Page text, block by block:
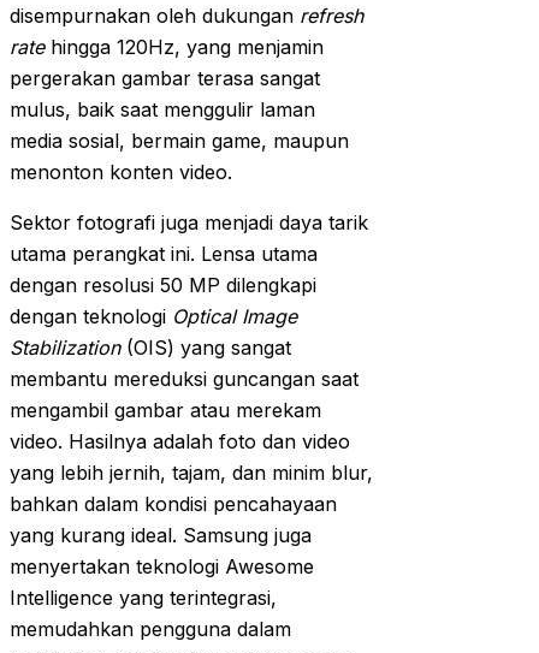
disempurnakan oleh dukungan refresh
ratehingga 120Hz, yang menjamin
pergerakan gambar terasa sangat
mulus, baik saat menggulir laman
media sosial, bermain game, maupun
menonton konten video.
Sektor fotografi juga menjadi daya tarik
utama perangkat ini. Lensa utama
dengan resolusi 50 MP dilengkapi
dengan teknologi Optical Image
Stabilization(OIS) yang sangat
membantu mereduksi guncangan saat
mengambil gambar atau merekam
video. Hasilnya adalah foto dan video
yang lebih jernih, tajam, dan minim blur,
bahkan dalam kondisi pencahayaan
yang kurang ideal. Samsung juga
menyertakan teknologi Awesome
Intelligence yang terintegrasi,
memudahkan pengguna dalam